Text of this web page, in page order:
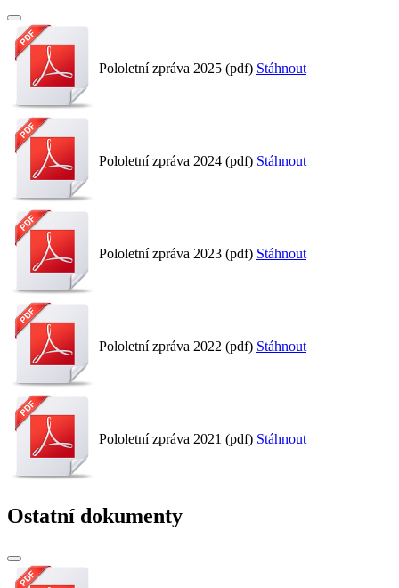
Pololetní zpráva 2025 (pdf) Stáhnout
Pololetní zpráva 2024 (pdf) Stáhnout
Pololetní zpráva 2023 (pdf) Stáhnout
Pololetní zpráva 2022 (pdf) Stáhnout
Pololetní zpráva 2021 (pdf) Stáhnout
Ostatní dokumenty